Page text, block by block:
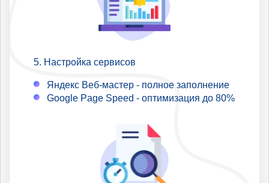
Настройка сервисов
Яндекс Веб-мастер - полное заполнение
Google Page Speed - оптимизация до 80%